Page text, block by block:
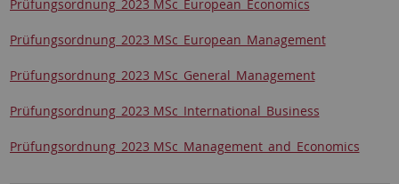
Prüfungsordnung_2023 MSc_European_Economics
Prüfungsordnung_2023 MSc_European_Management
Prüfungsordnung_2023 MSc_General_Management
Prüfungsordnung_2023 MSc_International_Business
Prüfungsordnung_2023 MSc_Management_and_Economics